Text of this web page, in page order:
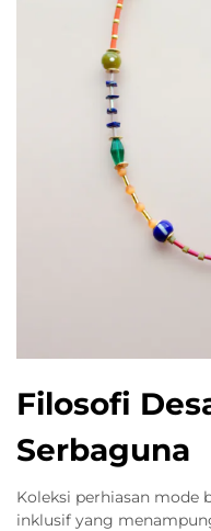
Filosofi
Serbaguna
Koleksi perhiasan mode
inklusif yang